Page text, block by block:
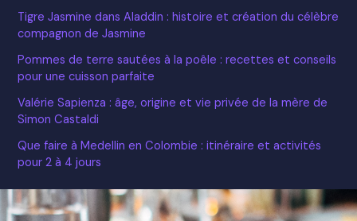
Tigre Jasmine dans Aladdin : histoire et création du célèbre
compagnon de Jasmine
Pommes de terre sautées à la poêle : recettes et conseils
pour une cuisson parfaite
Valérie Sapienza : âge, origine et vie privée de la mère de
Simon Castaldi
Que faire à Medellin en Colombie : itinéraire et activités
pour 2 à 4 jours